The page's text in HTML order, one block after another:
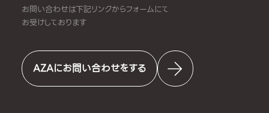
お問い合わせは下記リンクからフォームにて
お受けしております
AZAにお問い合わせをする